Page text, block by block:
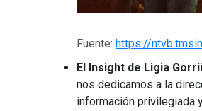
Fuente: https://
El Insight de Ligia
nos dedicamos a la
información privilegiada